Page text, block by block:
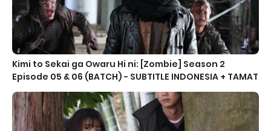
Kimi to Sekai ga Owaru Hi ni: [Zombie] Season 2
Episode 05 & 06 (BATCH) - SUBTITLE INDONESIA + TAMAT